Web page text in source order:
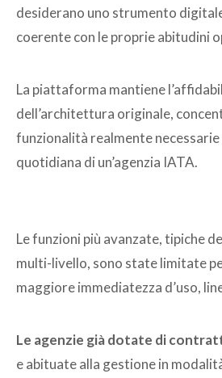
desiderano uno strumento
coerente con le proprie abitudini
La piattaforma mantiene
dell’architettura originale,
funzionalità realmente
quotidiana di un’agenzia IATA.
Le funzioni più avanzate, tipiche
multi-livello, sono state limitate
maggiore immediatezza d’uso,
Le agenzie già dotate di
e abituate alla gestione in